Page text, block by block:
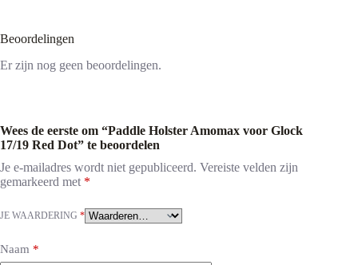
Beoordelingen
Er zijn nog geen beoordelingen.
Wees de eerste om “Paddle Holster Amomax voor Glock
17/19 Red Dot” te beoordelen
Je e-mailadres wordt niet gepubliceerd. Vereiste velden zijn
gemarkeerd met *
JE WAARDERING *
Naam *